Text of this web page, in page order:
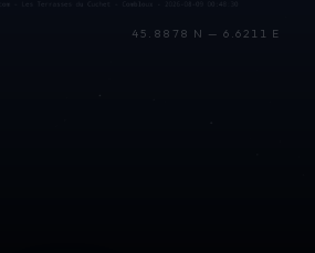
45.8878 N — 6.6211 E